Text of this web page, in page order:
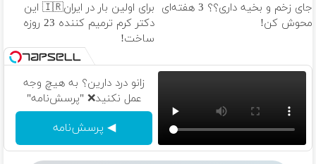
جای زخم و بخیه داری؟؟ 3 هفته‌ای
محوش کن!
برای اولین بار در ایران🇮🇷 این
دکتر کرم ترمیم کننده 23 روزه
ساخت!
زانو درد دارین؟ به هیچ وجه
عمل نکنید❌ "پرسش‌نامه"
◀ پرسش‌نامه